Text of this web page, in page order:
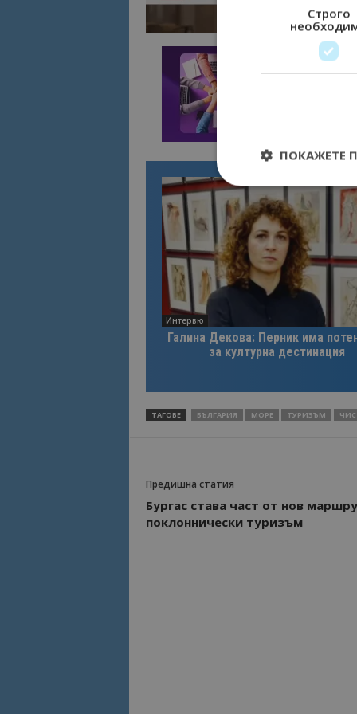
Интервю
Галина Декова: Перник има
за културна дестинация
ТАГОВЕ БЪЛГАРИЯ МОРЕ ТУРИЗЪМ
Предишна статия
Бургас става част от нов
поклоннически туризъм
Строго
ПОКАЖЕТЕ
Строго
управление на
Име
Име